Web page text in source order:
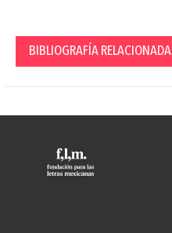
BIBLIOGRAFÍA RELACIONADA